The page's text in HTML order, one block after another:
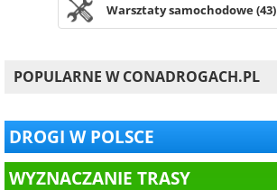
Warsztaty samochodowe (43)
POPULARNE W CONADROGACH.PL
DROGI W POLSCE
WYZNACZANIE TRASY